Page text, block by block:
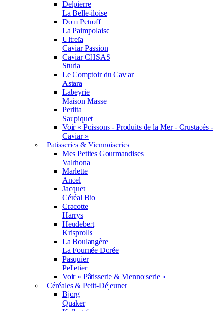
Delpierre
La Belle-iloise
Dom Petroff
La Paimpolaise
Ultreïa
Caviar Passion
Caviar CHSAS
Sturia
Le Comptoir du Caviar
Astara
Labeyrie
Maison Masse
Perlita
Saupiquet
Voir « Poissons - Produits de la Mer - Crustacés -
Caviar »
Patisseries & Viennoiseries
Mes Petites Gourmandises
Valrhona
Marlette
Ancel
Jacquet
Céréal Bio
Cracotte
Harrys
Heudebert
Krisprolls
La Boulangère
La Fournée Dorée
Pasquier
Pelletier
Voir « Pâtisserie & Viennoiserie »
Céréales & Petit-Déjeuner
Bjorg
Quaker